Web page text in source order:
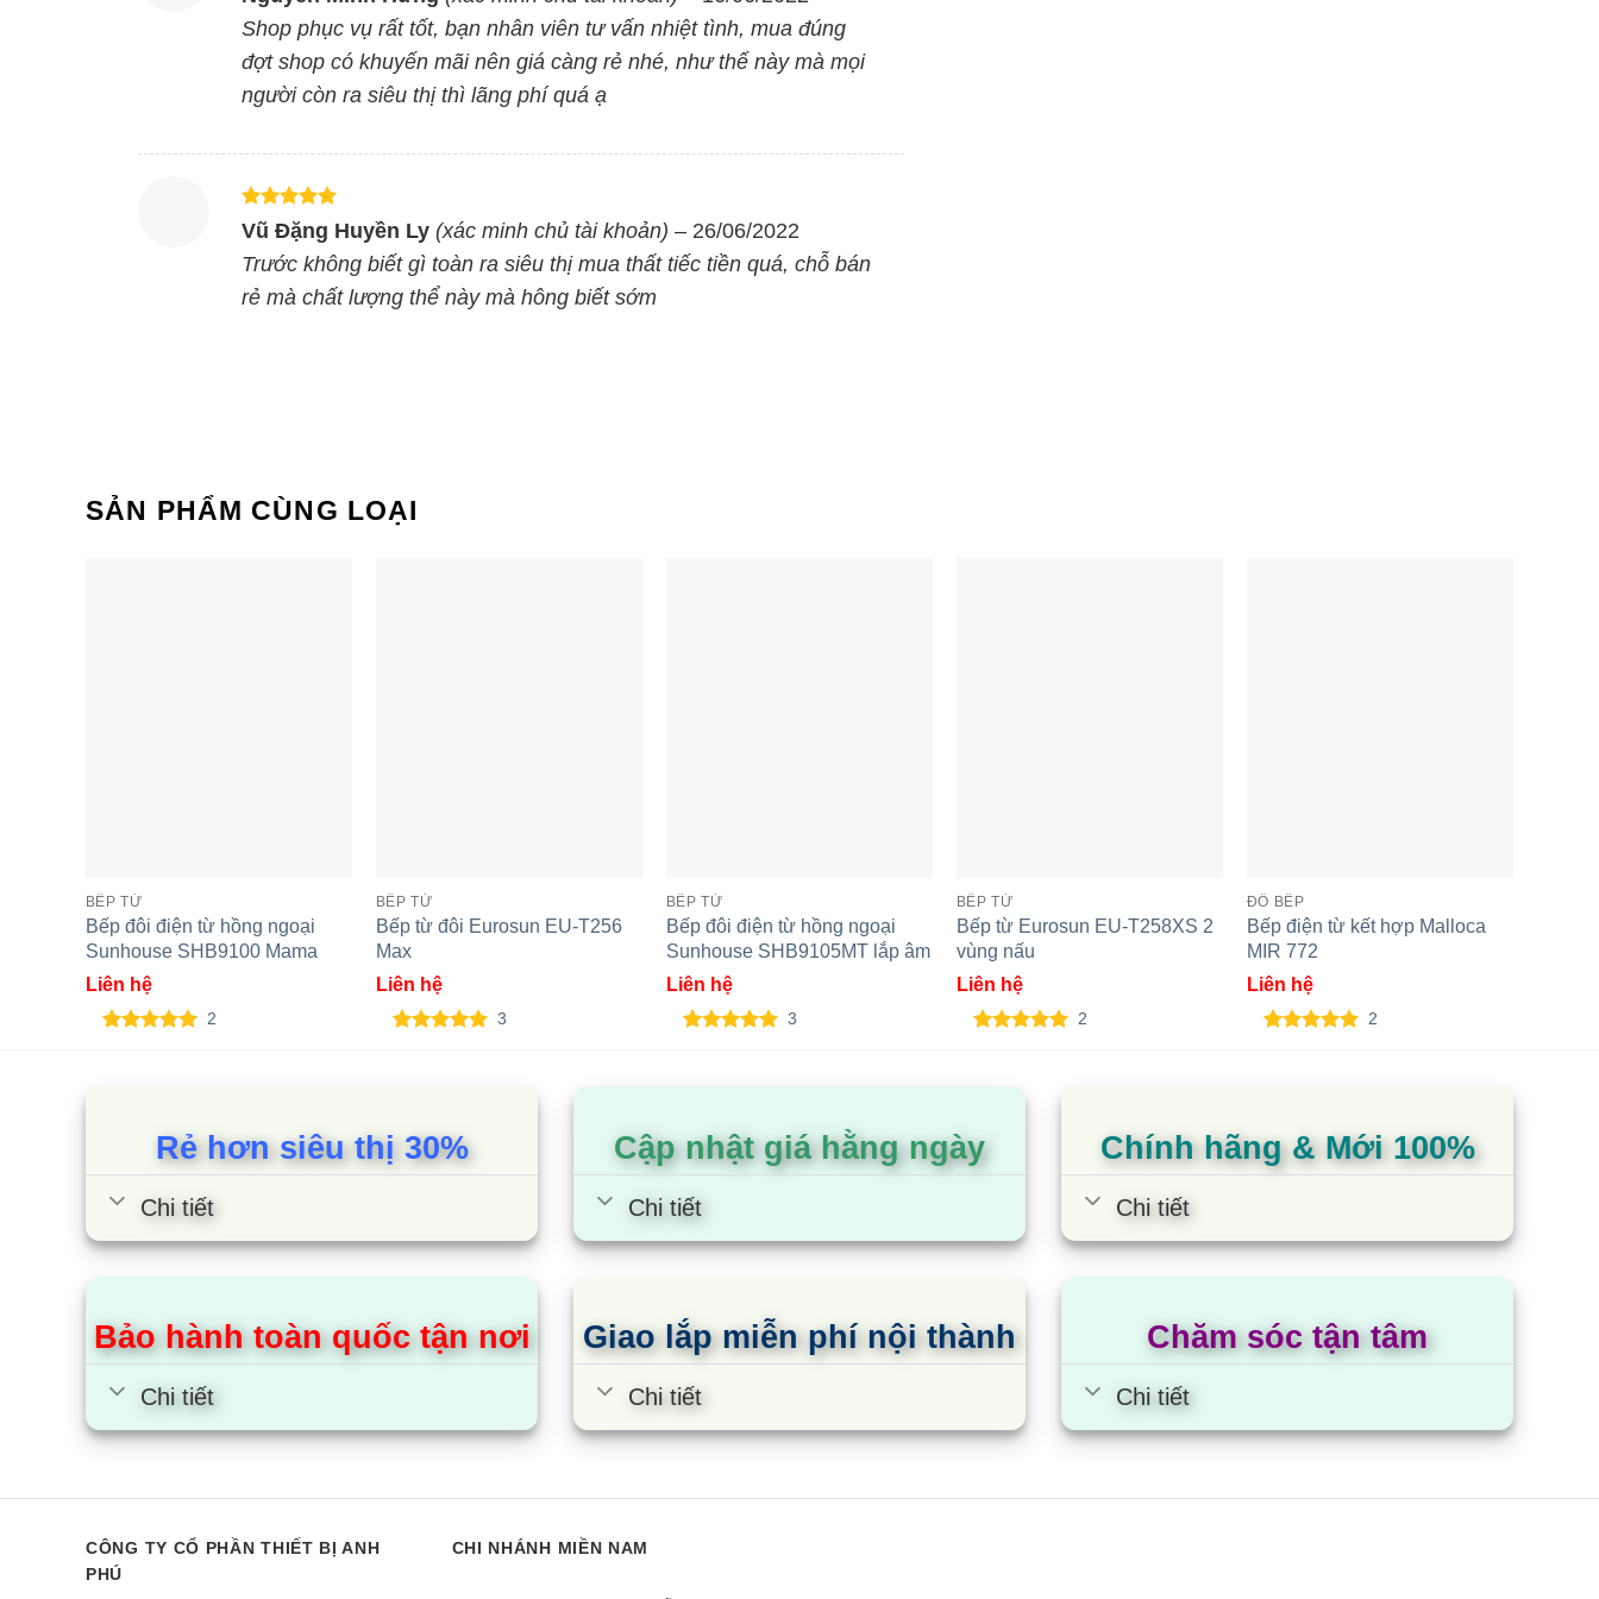
Quạt tản nhiệt
Bếp được trang bị quạt tản nhiệt lồng sóc cao cấp, chính hãng Đức, giúp bếp luôn trong trạng thái được làm mát mà không hề tạo tiếng ồn khó chịu cho người
Mặt kính Caramic cao cấp, khả năng chống chịu lực, chịu nhiệt cực tốt, đảm bảo không nứt vỡ ở nhiệt độ cao. Bề mặt bếp trơn nhẵn cũng là ưu điểm để việc vệ
sinh, làm sạch bếp nhanh chóng hơn.
PLUS
868I
hạng55
sao
Shop phục vụ rất tốt, bạn nhân viên tư vấn nhiệt tình, mua đúng
đợt shop có khuyến mãi nên giá càng rẻ nhé, như thế này mà mọi
người còn ra siêu thị thì lãng phí quá ạ
Được xếp
hạng55
sao
Vũ Đặng Huyền Ly (xác minh chủ tài khoản) – 26/06/2022
Trước không biết gì toàn ra siêu thị mua thất tiếc tiền quá, chỗ bán
rẻ mà chất lượng thể này mà hông biết sớm
SẢN PHẨM CÙNG LOẠI
BẾP TỪ
Bếp đôi điện từ hồng ngoại
Sunhouse SHB9100 Mama
Liên hệ
2
BẾP TỪ
Bếp từ đôi Eurosun EU-T256
Max
Liên hệ
3
BẾP TỪ
Bếp đôi điện từ hồng ngoại
Sunhouse SHB9105MT lắp âm
Liên hệ
đánh giá
3
BẾP TỪ
Bếp từ Eurosun EU-T258XS 2
vùng nấu
Liên hệ
đánh giá
2
ĐỒ BẾP
Bếp điện từ kết hợp Malloca
MIR 772
Liên hệ
2
Rẻ hơn siêu thị 30%
Chi tiết
Cập nhật giá hằng ngày
Chi tiết
Chính hãng & Mới 100%
Chi tiết
Bảo hành toàn quốc tận nơi
Chi tiết
Giao lắp miễn phí nội thành
Chi tiết
Chăm sóc tận tâm
Chi tiết
CÔNG TY CỔ PHẦN THIẾT BỊ ANH
PHÚ
CHI NHÁNH MIỀN NAM